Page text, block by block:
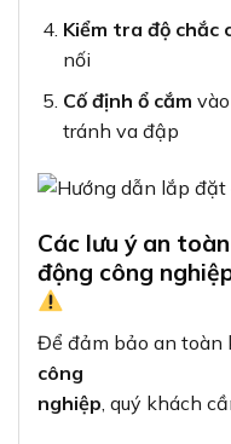
Kiểm tra độ chắc
nối
Cố định ổ cắm
tránh va đập
Các lưu ý an
động công
Để đảm bảo an toàn
công
nghiệp , quý khách